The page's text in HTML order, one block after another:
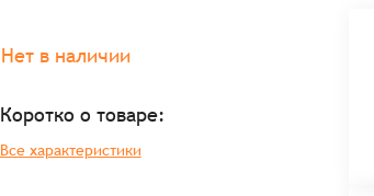
Нет в наличии
Коротко о товаре:
Все характеристики